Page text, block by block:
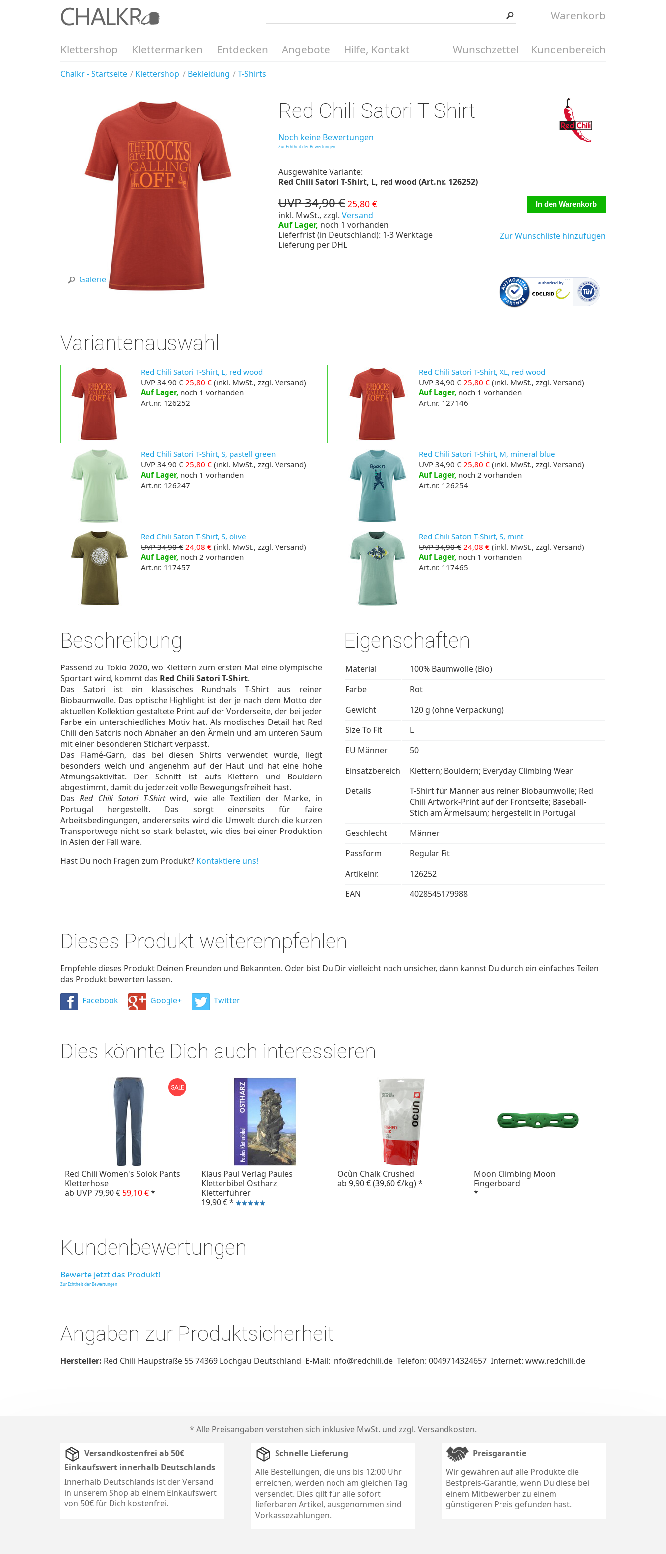
Warenkorb
Klettershop Klettermarken Entdecken Angebote Hilfe, Kontakt Kundenbereich
Wunschzettel
Chalkr - Startseite Klettershop Bekleidung T-Shirts
Galerie
Red Chili Satori T-Shirt
Noch keine Bewertungen
Zur Echtheit der Bewertungen
Ausgewählte Variante:
Red Chili Satori T-Shirt, L, red wood (Art.nr. 126252)
UVP 34,90 € 25,80 €
inkl. MwSt., zzgl. Versand
Auf Lager, noch 1 vorhanden
Lieferfrist (in Deutschland): 1-3 Werktage
Lieferung per DHL
Zur Wunschliste hinzufügen
Variantenauswahl
Red Chili Satori T-Shirt, L, red wood
UVP 34,90 € 25,80 € (inkl. MwSt., zzgl. Versand)
Auf Lager, noch 1 vorhanden
Art.nr. 126252
Red Chili Satori T-Shirt, XL, red wood
UVP 34,90 € 25,80 € (inkl. MwSt., zzgl. Versand)
Auf Lager, noch 1 vorhanden
Art.nr. 127146
Red Chili Satori T-Shirt, S, pastell green
UVP 34,90 € 25,80 € (inkl. MwSt., zzgl. Versand)
Auf Lager, noch 1 vorhanden
Art.nr. 126247
Red Chili Satori T-Shirt, M, mineral blue
UVP 34,90 € 25,80 € (inkl. MwSt., zzgl. Versand)
Auf Lager, noch 2 vorhanden
Art.nr. 126254
Red Chili Satori T-Shirt, S, olive
UVP 34,90 € 24,08 € (inkl. MwSt., zzgl. Versand)
Auf Lager, noch 2 vorhanden
Art.nr. 117457
Red Chili Satori T-Shirt, S, mint
UVP 34,90 € 24,08 € (inkl. MwSt., zzgl. Versand)
Auf Lager, noch 1 vorhanden
Art.nr. 117465
Eigenschaften
Material
100% Baumwolle (Bio)
Farbe
Rot
Gewicht
120 g (ohne Verpackung)
Size To Fit
L
EU Männer
50
Einsatzbereich
Klettern; Bouldern; Everyday Climbing Wear
Details
T-Shirt für Männer aus reiner Biobaumwolle; Red
Chili Artwork-Print auf der Frontseite; Baseball-
Stich am Ärmelsaum; hergestellt in Portugal
Geschlecht
Männer
Passform
Regular Fit
Artikelnr.
126252
EAN
4028545179988
Beschreibung
Passend zu Tokio 2020, wo Klettern zum ersten Mal eine olympische
Sportart wird, kommt das Red Chili Satori T-Shirt.
Das Satori ist ein klassisches Rundhals T-Shirt aus reiner
Biobaumwolle. Das optische Highlight ist der je nach dem Motto der
aktuellen Kollektion gestaltete Print auf der Vorderseite, der bei jeder
Farbe ein unterschiedliches Motiv hat. Als modisches Detail hat Red
Chili den Satoris noch Abnäher an den Ärmeln und am unteren Saum
mit einer besonderen Stichart verpasst.
Das Flamé-Garn, das bei diesen Shirts verwendet wurde, liegt
besonders weich und angenehm auf der Haut und hat eine hohe
Atmungsaktivität. Der Schnitt ist aufs Klettern und Bouldern
abgestimmt, damit du jederzeit volle Bewegungsfreiheit hast.
DasRed Chili Satori T-Shirtwird, wie alle Textilien der Marke, in
Portugal hergestellt. Das sorgt einerseits für faire
Arbeitsbedingungen, andererseits wird die Umwelt durch die kurzen
Transportwege nicht so stark belastet, wie dies bei einer Produktion
in Asien der Fall wäre.
Hast Du noch Fragen zum Produkt? Kontaktiere uns!
Dieses Produkt weiterempfehlen
Empfehle dieses Produkt Deinen Freunden und Bekannten. Oder bist Du Dir vielleicht noch unsicher, dann kannst Du durch ein einfaches Teilen
das Produkt bewerten lassen.
Facebook
Google+ Twitter
Dies könnte Dich auch interessieren
Red Chili Women's Solok Pants
Kletterhose
ab UVP 79,90 € 59,10 €*
Klaus Paul Verlag Paules
Kletterbibel Ostharz,
Kletterführer
19,90 €*
Ocùn Chalk Crushed
ab 9,90 €(39,60 €/kg)*
Moon Climbing Moon
Fingerboard
*
Kundenbewertungen
Bewerte jetzt das Produkt!
Zur Echtheit der Bewertungen
Angaben zur Produktsicherheit
Hersteller: Red Chili Haupstraße 55 74369 Löchgau Deutschland E-Mail: info@redchili.de Telefon: 0049714324657 Internet: www.redchili.de
* Alle Preisangaben verstehen sich inklusive MwSt. und zzgl. Versandkosten.
Versandkostenfrei ab 50€
Einkaufswert innerhalb Deutschlands
Innerhalb Deutschlands ist der Versand
in unserem Shop ab einem Einkaufswert
von 50€ für Dich kostenfrei.
Schnelle Lieferung
Alle Bestellungen, die uns bis 12:00 Uhr
erreichen, werden noch am gleichen Tag
versendet. Dies gilt für alle sofort
lieferbaren Artikel, ausgenommen sind
Vorkassezahlungen.
Preisgarantie
Wir gewähren auf alle Produkte die
Bestpreis-Garantie, wenn Du diese bei
einem Mitbewerber zu einem
günstigeren Preis gefunden hast.